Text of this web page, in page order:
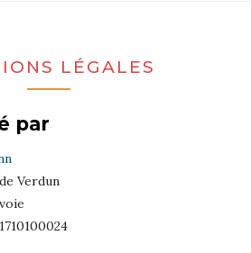
LÉGALES
par
Verdun